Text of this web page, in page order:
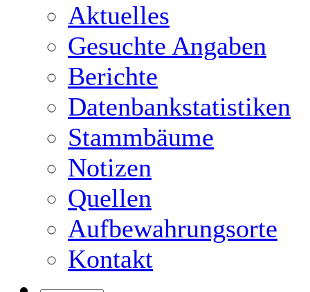
Aktuelles
Gesuchte Angaben
Berichte
Datenbankstatistiken
Stammbäume
Notizen
Quellen
Aufbewahrungsorte
Kontakt